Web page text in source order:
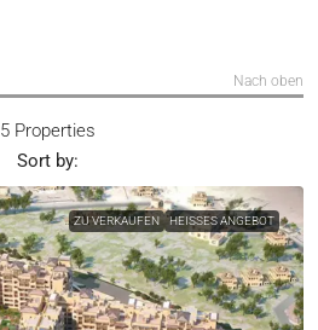
Nach oben
5 Properties
Sort by:
ZU VERKAUFEN HEISSES ANGEBOT